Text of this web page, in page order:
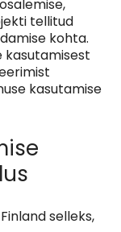
tellitud
kohta.
kasutamisest
kasutamise
selleks,